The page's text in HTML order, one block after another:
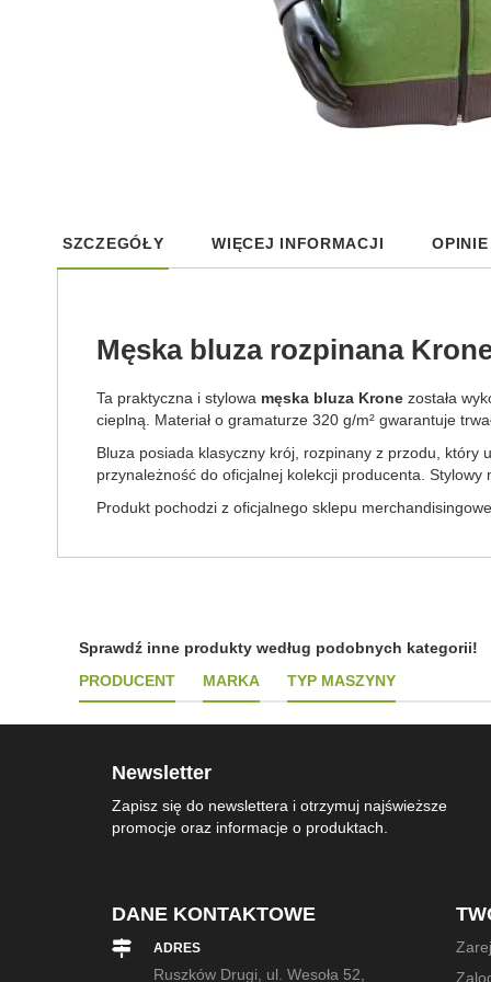
the
beginning
gallery
SZCZEGÓŁY
Męska bluza rozpinana
Ta praktyczna i stylowa męska bluza Krone została
cieplną. Materiał o gramaturze 320 g/m² gwarantuje
Bluza posiada klasyczny krój, rozpinany z przodu, który
przynależność do oficjalnej kolekcji producenta.
Produkt pochodzi z oficjalnego sklepu
WIĘCEJ INFORMACJI OPINIE
Sprawdź inne produkty według podobnych kategorii!
PRODUCENT
MARKA TYP MASZYNY
Newsletter
Zapisz się do newslettera i otrzymuj najświeższe
promocje oraz informacje o produktach.
DANE KONTAKTOWE
ADRES
Ruszków Drugi, ul. Wesoła 52,